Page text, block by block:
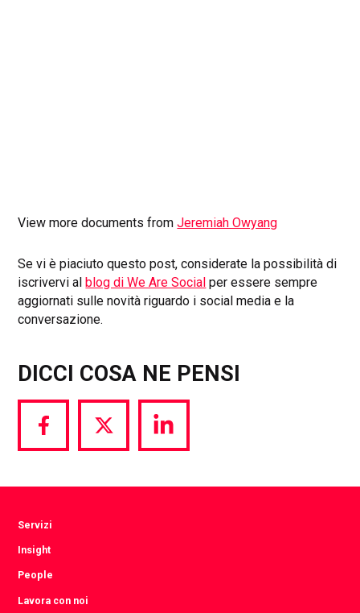
View more documents fromJeremiah Owyang
Se vi è piaciuto questo post, considerate la possibilità di
iscrivervi alblog di We Are Social per essere sempre
aggiornati sulle novità riguardo i social media e la
conversazione.
DICCI COSA NE PENSI
Share
via
Share
via
Share
via
Servizi
Insight
People
Lavora con noi